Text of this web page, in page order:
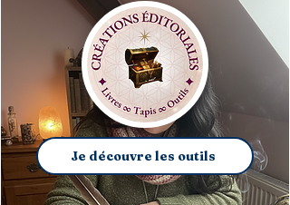
Je découvre les outils